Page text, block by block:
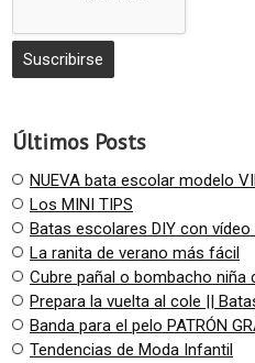
Últimos Posts
NUEVA bata escolar modelo
Los MINI TIPS
Batas escolares DIY con
La ranita de verano más fácil
Cubre pañal o bombacho
Prepara la vuelta al cole ||
Banda para el pelo PATRÓN
Tendencias de Moda Infantil